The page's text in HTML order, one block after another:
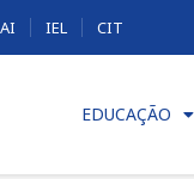
IEL CIT
EDUCAÇÃO